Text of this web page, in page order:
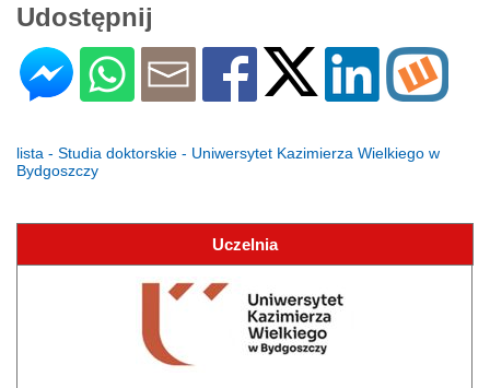
Udostępnij
lista - Studia doktorskie - Uniwersytet Kazimierza Wielkiego w
Bydgoszczy
Uczelnia